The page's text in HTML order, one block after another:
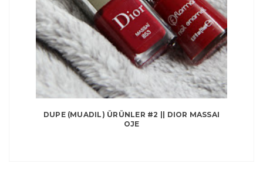
DUPE (MUADIL) ÜRÜNLER #2 || DIOR MASSAI
OJE